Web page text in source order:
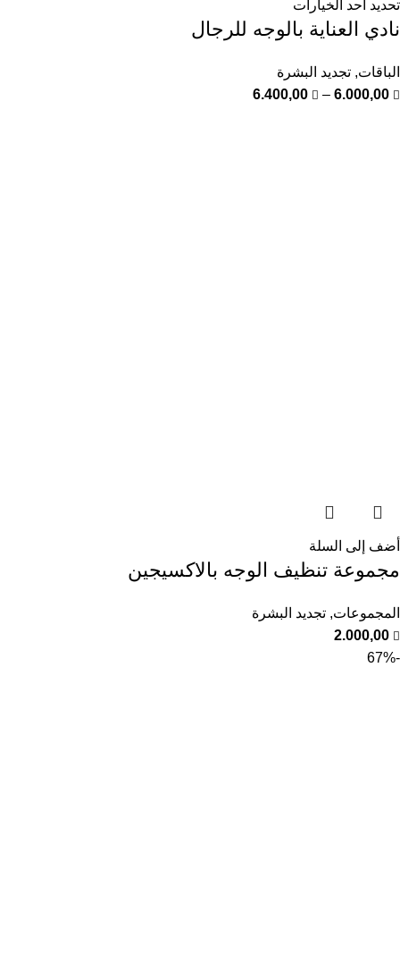
تحديد أحد الخيارات
نادي العناية بالوجه للرجال
الباقات, تجديد البشرة
6.000,00
–
6.400,00
أضف إلى السلة
مجموعة تنظيف الوجه بالاكسيجين
المجموعات, تجديد البشرة
2.000,00
-67%